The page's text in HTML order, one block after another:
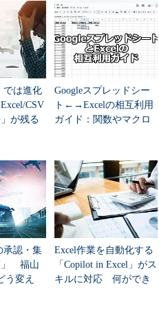
場合もあるし、これをデー
あるだろう。どちらにせよ、
できる。その手順は極めて簡単
変換した何らかのデータ）
する。Excelのワークシート
ックする。ここでは先ほど示
では進化
CSV
が残る
Googleスプレッドシー
ト←→Excelの相互利用
ガイド：関数やマクロ
承認・集
」 福山
う変え
Excel作業を自動化する
「Copilot in Excel」がス
キルに対応 何ができ